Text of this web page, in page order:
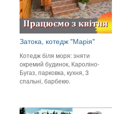
Затока, котедж "Марія"
Котедж біля моря: зняти
окремий будинок, Кароліно-
Бугаз, парковка, кухня, 3
спальні, барбекю.